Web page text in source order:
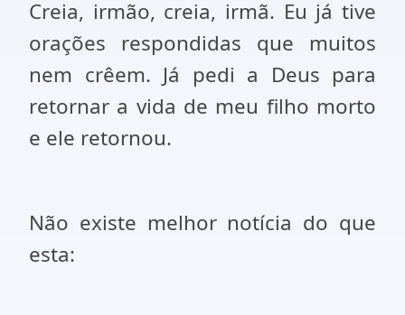
Creia, irmão, creia, irmã. Eu já tive
orações respondidas que muitos
nem crêem. Já pedi a Deus para
retornar a vida de meu filho morto
e ele retornou.
Não existe melhor notícia do que
esta: